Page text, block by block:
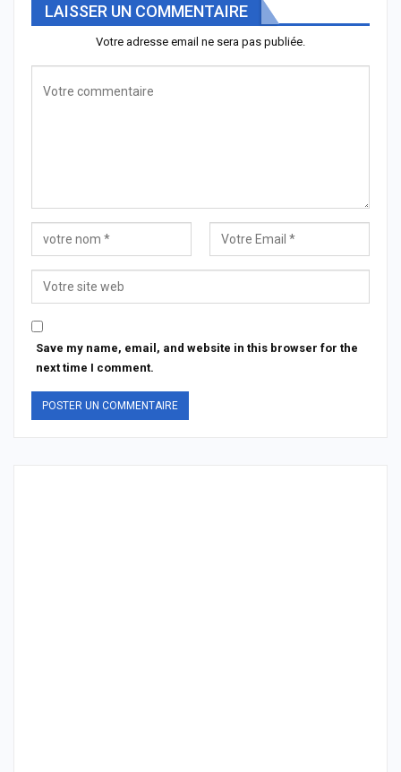
LAISSER UN COMMENTAIRE
Votre adresse email ne sera pas publiée.
Save my name, email, and website in this browser for the
next time I comment.